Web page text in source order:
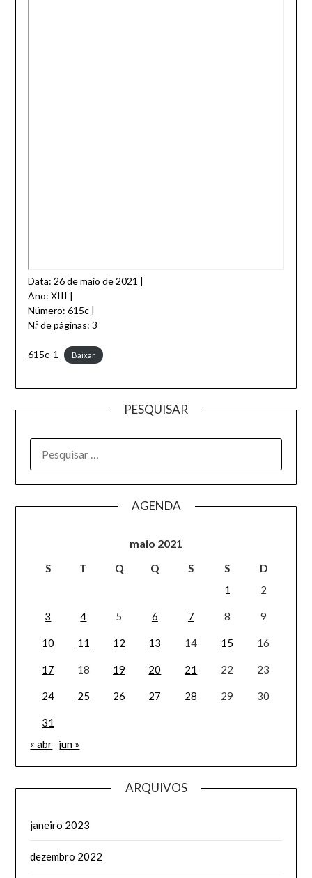
Data: 26 de maio de 2021 |
Ano: XIII |
Número: 615c |
N.º de páginas: 3
615c-1 Baixar
PESQUISAR
AGENDA
maio 2021
S T Q Q S S
D
1
2
3 4 5 6 7 8 9
10 11 12 13 14 15 16
17 18 19 20 21 22 23
24 25 26 27 28 29 30
31
« abr jun »
ARQUIVOS
janeiro 2023
dezembro 2022